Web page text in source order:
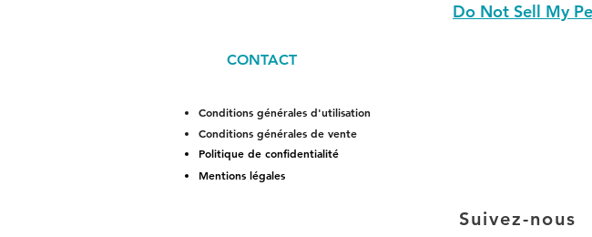
Do Not Sell My
CONTACT
Conditions générales d'utilisation
Conditions générales de vente
Politique de confidentialité
Mentions légales
Suivez-nous